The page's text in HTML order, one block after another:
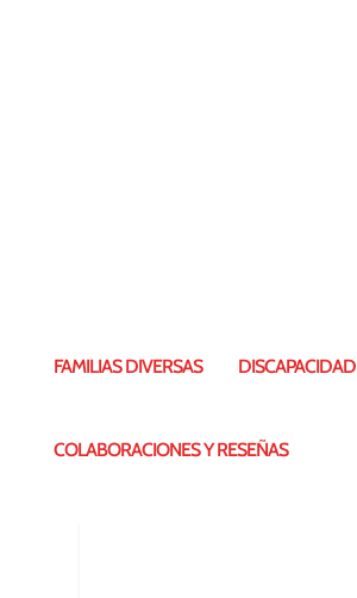
FAMILIAS DIVERSAS DISCAPACIDAD
COLABORACIONES Y RESEÑAS